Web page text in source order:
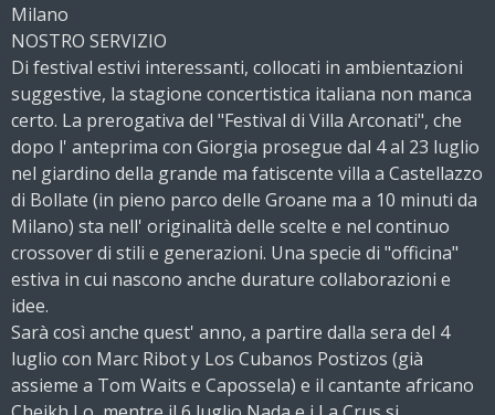
Milano
NOSTRO SERVIZIO
Di festival estivi interessanti, collocati in ambientazioni
suggestive, la stagione concertistica italiana non manca
certo. La prerogativa del "Festival di Villa Arconati", che
dopo l' anteprima con Giorgia prosegue dal 4 al 23 luglio
nel giardino della grande ma fatiscente villa a Castellazzo
di Bollate (in pieno parco delle Groane ma a 10 minuti da
Milano) sta nell' originalità delle scelte e nel continuo
crossover di stili e generazioni. Una specie di "officina"
estiva in cui nascono anche durature collaborazioni e
idee.
Sarà così anche quest' anno, a partire dalla sera del 4
luglio con Marc Ribot y Los Cubanos Postizos (già
assieme a Tom Waits e Capossela) e il cantante africano